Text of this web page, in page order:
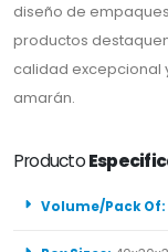
diseño de
productos
calidad excepcional
amarán.
Producto
Volume/Pack Of: